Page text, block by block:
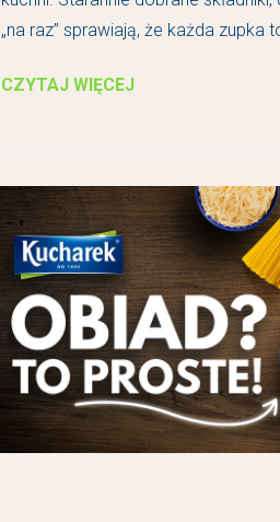
„na raz” sprawiają, że każda zupka
CZYTAJ WIĘCEJ